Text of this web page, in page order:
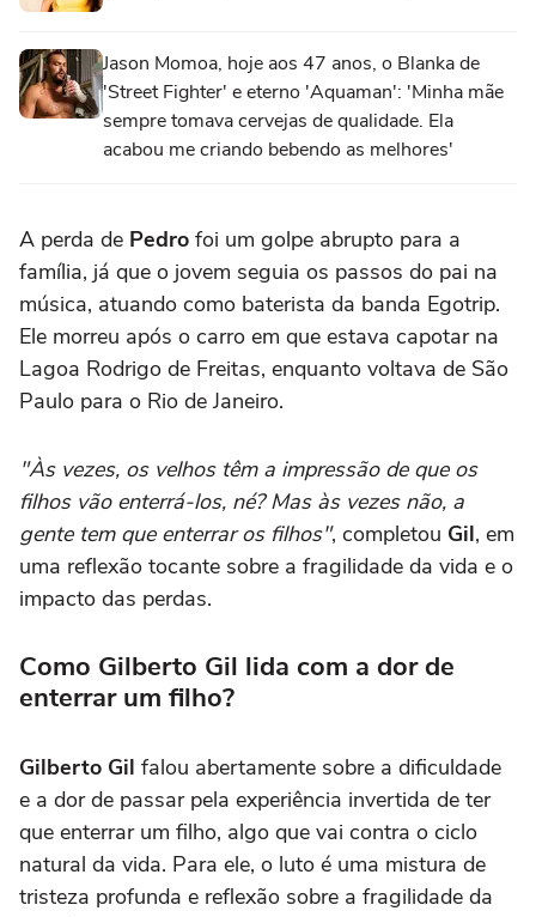
Jason Momoa, hoje aos 47 anos, o Blanka de
'Street Fighter' e eterno 'Aquaman': 'Minha mãe
sempre tomava cervejas de qualidade. Ela
acabou me criando bebendo as melhores'
A perda de Pedro foi um golpe abrupto para a
família, já que o jovem seguia os passos do pai na
música, atuando como baterista da banda Egotrip.
Ele morreu após o carro em que estava capotar na
Lagoa Rodrigo de Freitas, enquanto voltava de São
Paulo para o Rio de Janeiro.
"Às vezes, os velhos têm a impressão de que os
filhos vão enterrá-los, né? Mas às vezes não, a
gente tem que enterrar os filhos", completou Gil, em
uma reflexão tocante sobre a fragilidade da vida e o
impacto das perdas.
Como Gilberto Gil lida com a dor de
enterrar um filho?
Gilberto Gil falou abertamente sobre a dificuldade
e a dor de passar pela experiência invertida de ter
que enterrar um filho, algo que vai contra o ciclo
natural da vida. Para ele, o luto é uma mistura de
tristeza profunda e reflexão sobre a fragilidade da